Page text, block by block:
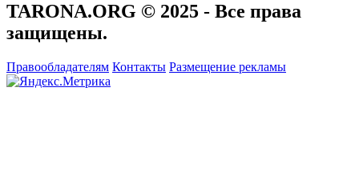
TARONA.ORG © 2025 - Все права
защищены.
Правообладателям Контакты Размещение рекламы